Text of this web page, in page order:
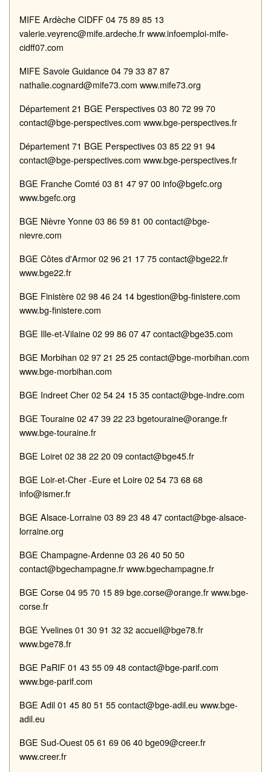
MIFE Ardèche CIDFF04 75 89 85 13
valerie.veyrenc@mife.ardeche.frwww.infoemploi-mife-
cidff07.com
MIFE Savoie Guidance04 79 33 87 87
nathalie.cognard@mife73.com www.mife73.org
Département 21 BGE Perspectives03 80 72 99 70
contact@bge-perspectives.com www.bge-perspectives.fr
Département71 BGE Perspectives03 85 22 91 94
contact@bge-perspectives.com www.bge-perspectives.fr
BGE Franche Comté03 81 47 97 00info@bgefc.org
www.bgefc.org
BGE Nièvre Yonne03 86 59 81 00contact@bge-
nievre.com
BGE Côtes d'Armor02 96 21 17 75contact@bge22.fr
www.bge22.fr
BGE Finistère02 98 46 24 14bgestion@bg-finistere.com
www.bg-finistere.com
BGE Ille-et-Vilaine02 99 86 07 47contact@bge35.com
BGE Morbihan 02 97 21 25 25contact@bge-morbihan.com
www.bge-morbihan.com
BGE Indreet Cher02 54 24 15 35contact@bge-indre.com
BGE Touraine02 47 39 22 23bgetouraine@orange.fr
www.bge-touraine.fr
BGE Loiret02 38 22 20 09contact@bge45.fr
BGE Loir-et-Cher-Eure et Loire02 54 73 68 68
info@ismer.fr
BGE Alsace-Lorraine0389 23 48 47contact@bge-alsace-
lorraine.org
BGE Champagne-Ardenne03 26 40 50 50
contact@bgechampagne.frwww.bgechampagne.fr
BGE Corse04 95 70 15 89bge.corse@orange.frwww.bge-
corse.fr
BGE Yvelines01 30 91 32 32accueil@bge78.fr
www.bge78.fr
BGE PaRIF01 43 55 09 48contact@bge-parif.com
www.bge-parif.com
BGE Adil01 45 80 51 55contact@bge-adil.eu www.bge-
adil.eu
BGE Sud-Ouest05 61 69 06 40bge09@creer.fr
www.creer.fr